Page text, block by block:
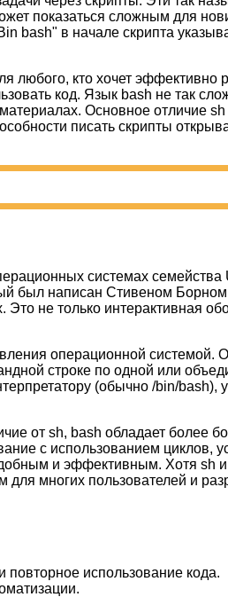
показаться сложным для
в начале скрипта
любого, кто хочет
код. Язык bash не так
Основное отличие
писать скрипты
системах
был написан Стивеном
не только интерактивная
операционной системой.
строке по одной или
(обычно /bin/
от sh, bash обладает более
с использованием циклов,
и эффективным. Хотя sh
многих пользователей и
использование кода.